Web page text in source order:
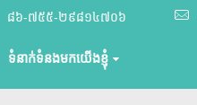
៨៦-៧៥៥-២៩៨១៤៧០៦
ទំនាក់ទំនងមកយើងខ្ញុំ